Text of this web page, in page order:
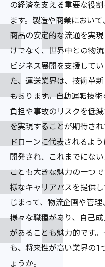
の経済を支える重要な役
ます。製造や商業におい
商品の安定的な流通を実
けでなく、世界中との物
ビジネス展開を支援して
た、運送業界は、技術革
もあります。自動運転技
負担や事故のリスクを低
を実現することが期待さ
ドローンに代表されるよ
開発され、これまでにな
ことも大きな魅力の一つ
様なキャリアパスを提供
じまって、物流企画や管理
様々な職種があり、自己
があることも魅力的です
も、将来性が高い業界の1
ょうか。